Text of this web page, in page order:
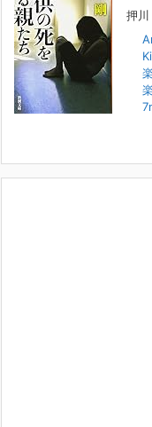
人と“直接”向き合う
2022年1月14日
2022年になりました。す
コロナ禍は、日々の生活
「人に会う」こと一つを
押